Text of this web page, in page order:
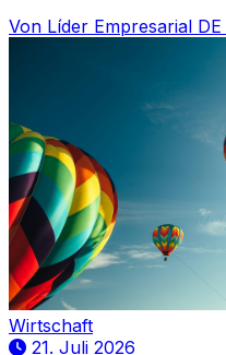
Von Líder Empresarial DE
Wirtschaft
21. Juli 2026